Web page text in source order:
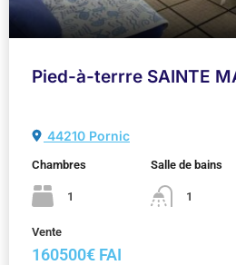
Pied-à-terrre SAINTE
44210 Pornic
Chambres
1
Salle de bains
1
Vente
160500€ FAI